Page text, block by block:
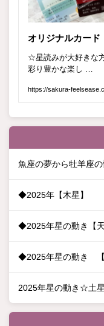
魚座の夢から牡羊座
◆2025年【木星】
◆2025年星の動き【天
◆2025年星の動き 【
2025年星の動き☆土星